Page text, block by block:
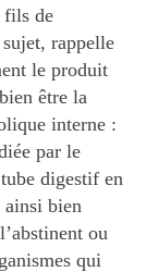
fils de
rappelle
le produit
être la
interne :
par le
digestif en
bien
ou
qui